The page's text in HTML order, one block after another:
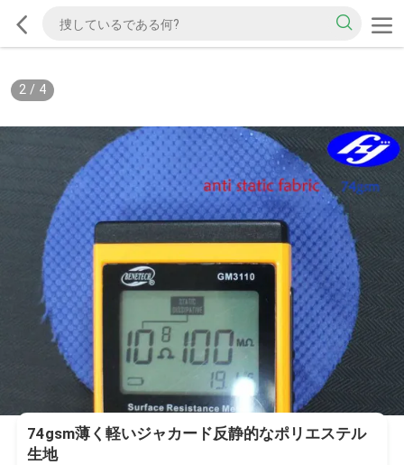
2/ 4
74gsm薄く軽いジャカード反静的なポリエステル
生地